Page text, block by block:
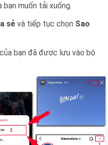
bạn muốn tải xuống.
sẻ và tiếp tục chọn Sao
bạn đã được lưu vào bộ